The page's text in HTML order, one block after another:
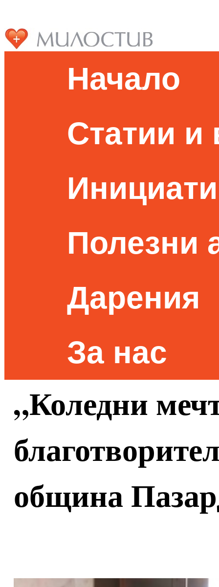
Начало
Статии и
Полезни
Дарения
За нас
„Коледни
община